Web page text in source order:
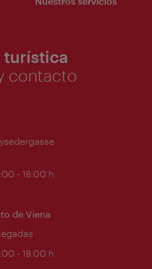
turística
contacto
- 18:00 h
de Viena
- 18:00 h